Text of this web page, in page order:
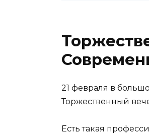
21 февраля в
Торжественный
Есть такая